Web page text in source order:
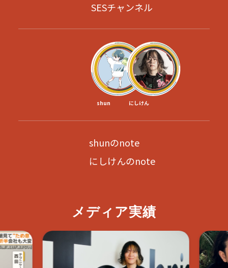
SESチャンネル
shun にしけん
shunのnote
にしけんのnote
メディア実績